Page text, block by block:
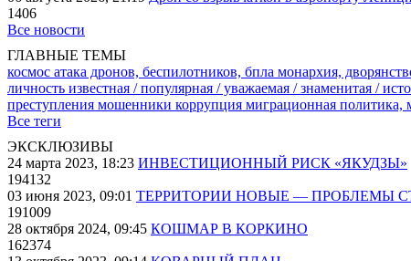
1406
Все новости
ГЛАВНЫЕ ТЕМЫ
космос атака дронов, беспилотников, бпла монархия,
личность известная / популярная / уважаемая / знаменитая /
преступления мошенники коррупция миграционная политика,
Все теги
ЭКСКЛЮЗИВЫ
24 марта 2023, 18:23 ИНВЕСТИЦИОННЫЙ РИСК «ЯКУДЗЫ»
194132
03 июня 2023, 09:01 ТЕРРИТОРИИ НОВЫЕ — ПРОБЛЕМЫ
191009
28 октября 2024, 09:45 КОШМАР В КОРКИНО
162374